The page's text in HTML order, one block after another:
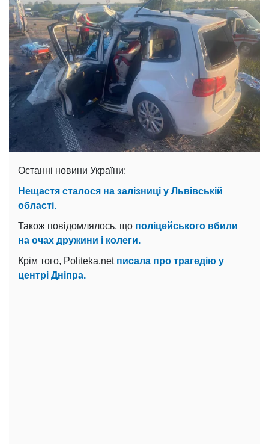
Останні новини України:
Нещастя сталося на залізниці у Львівській
області.
Також повідомлялось, що поліцейського вбили
на очах дружини і колеги.
Крім того, Politeka.net писала про трагедію у
центрі Дніпра.